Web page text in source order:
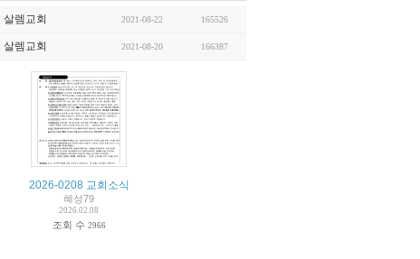
살렘교회 2021-08-22 165526
살렘교회 2021-08-20 166387
2026-0208 교회소식
혜성79
2026.02.08
조회 수 2966